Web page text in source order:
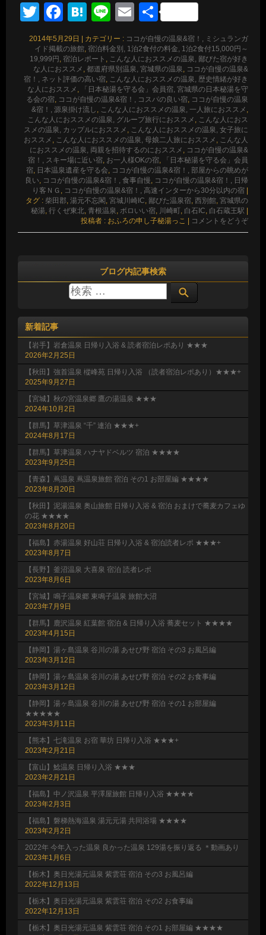
TwitterFacebook
Hatena
LineEmail
共
有
2014年5月29日 | カテゴリー : ココが自慢の温泉&宿！, ミシュランガ
イド掲載の旅館 宿泊料金別, 1泊2食付の料金, 1泊2食付15,000円～
19,999円 宿泊レポート
こんな人におススメの温泉, 鄙びた宿が好き
な人におススメ 都道府県別温泉, 宮城県の温泉
ココが自慢の温泉&
宿！, ネット評価の高い宿
こんな人におススメの温泉, 歴史情緒が好き
な人におススメ
「日本秘湯を守る会」会員宿, 宮城県の日本秘湯を守
る会の宿 ココが自慢の温泉&宿！, コスパの良い宿 ココが自慢の温泉
&宿！, 源泉掛け流し
こんな人におススメの温泉, 一人旅におススメ
こんな人におススメの温泉, グループ旅行におススメ
こんな人におス
スメの温泉, カップルにおススメ
こんな人におススメの温泉, 女子旅に
おススメ
こんな人におススメの温泉, 母娘二人旅におススメ
こんな人
におススメの温泉, 両親を招待するのにおススメ
ココが自慢の温泉&
宿！, スキー場に近い宿 お一人様OKの宿
「日本秘湯を守る会」会員
宿 日本温泉遺産を守る会
ココが自慢の温泉&宿！, 部屋からの眺めが
良い
ココが自慢の温泉&宿！, 食事自慢
ココが自慢の温泉&宿！, 日帰
り客ＮＧ
ココが自慢の温泉&宿！, 高速インターから30分以内の宿 |
タグ : 柴田郡 湯元不忘閣 宮城川崎IC 鄙びた温泉宿 西別館 宮城県の
秘湯 行くぜ東北 青根温泉 ボロいい宿 川崎町 白石IC 白石蔵王駅 |
投稿者 : おふろの申し子秘湯っこ | コメントをどうぞ
ブログ内記事検索
新着記事
【岩手】岩倉温泉 日帰り入浴 & 読者宿泊レポあり ★★★
2026年2月25日
【秋田】強首温泉 樅峰苑 日帰り入浴 （読者宿泊レポあり）★★★+
2025年9月27日
【宮城】秋の宮温泉郷 鷹の湯温泉 ★★★
2024年10月2日
【群馬】草津温泉 “千” 連泊 ★★★+
2024年8月17日
【群馬】草津温泉 ハナヤドベルツ 宿泊 ★★★★
2023年9月25日
【青森】蔦温泉 蔦温泉旅館 宿泊 その1 お部屋編 ★★★★
2023年8月20日
【秋田】泥湯温泉 奥山旅館 日帰り入浴 & 宿泊 おまけで蕎麦カフェゆ
の花 ★★★★
2023年8月20日
【福島】赤湯温泉 好山荘 日帰り入浴 & 宿泊読者レポ ★★★+
2023年8月7日
【長野】釜沼温泉 大喜泉 宿泊 読者レポ
2023年8月6日
【宮城】鳴子温泉郷 東鳴子温泉 旅館大沼
2023年7月9日
【群馬】鹿沢温泉 紅葉館 宿泊 & 日帰り入浴 蕎麦セット ★★★★
2023年4月15日
【静岡】湯ヶ島温泉 谷川の湯 あせび野 宿泊 その3 お風呂編
2023年3月12日
【静岡】湯ヶ島温泉 谷川の湯 あせび野 宿泊 その2 お食事編
2023年3月12日
【静岡】湯ヶ島温泉 谷川の湯 あせび野 宿泊 その1 お部屋編
★★★★★
2023年3月11日
【熊本】七滝温泉 お宿 華坊 日帰り入浴 ★★★+
2023年2月21日
【富山】鯰温泉 日帰り入浴 ★★★
2023年2月21日
【福島】中ノ沢温泉 平澤屋旅館 日帰り入浴 ★★★★
2023年2月3日
【福島】磐梯熱海温泉 湯元元湯 共同浴場 ★★★★
2023年2月2日
2022年 今年入った温泉 良かった温泉 129湯を振り返る ＊動画あり
2023年1月6日
【栃木】奥日光湯元温泉 紫雲荘 宿泊 その3 お風呂編
2022年12月13日
【栃木】奥日光湯元温泉 紫雲荘 宿泊 その2 お食事編
2022年12月13日
【栃木】奥日光湯元温泉 紫雲荘 宿泊 その1 お部屋編 ★★★★